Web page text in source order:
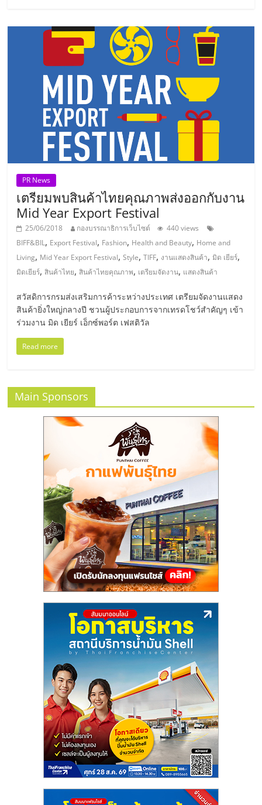
ไชส์,
ปรึกษา
แฟ
รน
ไชส์,
รวม
แฟ
รน
ขาย
ไชส์
แฟ
ไชส์
ขาย
หน้า
บ้าน
ลงทุน
น้อย
คืน
PR News
เตรียมพบสินค้าไทยคุณภาพส่งออกกับงาน
Mid Year Export Festival
25/06/2018 กองบรรณาธิการเว็บไซต์
440 views
BIFF&BIL, Export Festival, Fashion, Health and Beauty, Home and
Living, Mid Year Export Festival,Style,TIFF, งานแสดงสินค้า,มิด เยียร์,
มิดเยียร์,สินค้าไทย,สินค้าไทยคุณภาพ, เตรียมจัดงาน, แสดงสินค้า
สวัสดิการกรมส่งเสริมการค้าระหว่างประเทศ เตรียมจัดงานแสดง
สินค้ายิ่งใหญ่กลางปี ชวนผู้ประกอบการจากเทรดโชว์สำคัญๆ เข้า
ร่วมงาน มิด เยียร์ เอ็กซ์พอร์ต เฟสติวัล
Read more
Main Sponsors